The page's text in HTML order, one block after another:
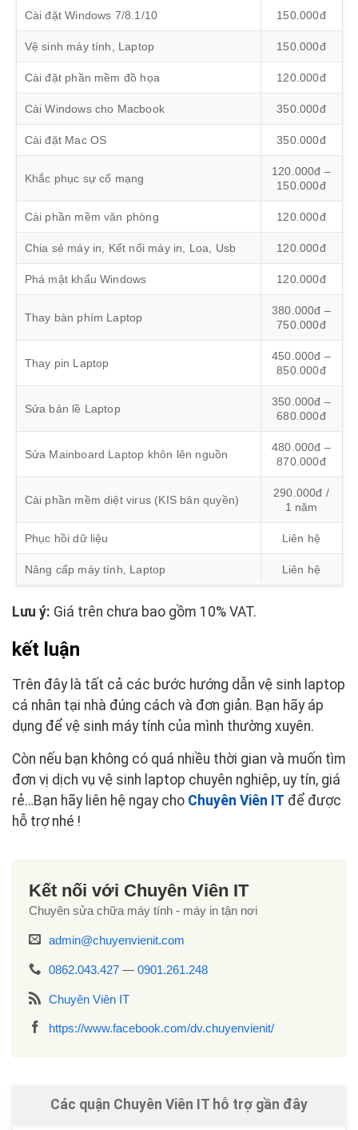
Cài đặt Windows 7/8.1/10 150.000đ
Vệ sinh máy tính, Laptop 150.000đ
Cài đặt phần mềm đồ họa 120.000đ
Cài Windows cho Macbook 350.000đ
Cài đặt Mac OS 350.000đ
Khắc phục sự cố mạng
120.000đ –
150.000đ
Cài phần mềm văn phòng 120.000đ
Chia sẻ máy in, Kết nối máy in, Loa, Usb 120.000đ
Phá mật khẩu Windows 120.000đ
Thay bàn phím Laptop
380.000đ –
750.000đ
Thay pin Laptop
450.000đ –
850.000đ
Sửa bản lề Laptop
350.000đ –
680.000đ
Sửa Mainboard Laptop khôn lên nguồn
480.000đ –
870.000đ
Cài phần mềm diệt virus (KIS bản quyền)
290.000đ /
1 năm
Phục hồi dữ liệu Liên hệ
Nâng cấp máy tính, Laptop Liên hệ
Lưu ý: Giá trên chưa bao gồm 10% VAT.
kết luận
Trên đây là tất cả các bước hướng dẫn vệ sinh laptop
cá nhân tại nhà đúng cách và đơn giản. Bạn hãy áp
dụng để vệ sinh máy tính của mình thường xuyên.
Còn nếu bạn không có quá nhiều thời gian và muốn tìm
đơn vị dịch vụ vệ sinh laptop chuyên nghiệp, uy tín, giá
rẻ…Bạn hãy liên hệ ngay cho Chuyên Viên IT để được
hỗ trợ nhé !
Kết nối với Chuyên Viên IT
Chuyên sửa chữa máy tính - máy in tận nơi
admin@chuyenvienit.com
0862.043.427 — 0901.261.248
Chuyên Viên IT
https://www.facebook.com/dv.chuyenvienit/
Các quận Chuyên Viên IT hỗ trợ gần đây